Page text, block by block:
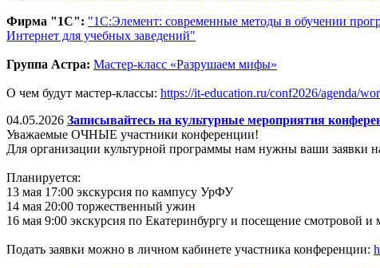
Фирма "1С": "1С:Элемент: современные методы в обучении
Интернет для учебных заведений"
Группа Астра: Мастер-класс «Разрушаем мифы»
О чем будут мастер-классы: https://it-education.ru/conf2026/agenda/
04.05.2026 Записывайтесь на культурные мероприятия
Уважаемые ОЧНЫЕ участники конференции!
Для организации культурной программы нам нужны ваши заявки
Планируется:
13 мая 17:00 экскурсия по кампусу УрФУ
14 мая 20:00 торжественный ужин
16 мая 9:00 экскурсия по Екатеринбургу и посещение смотровой
Подать заявки можно в личном кабинете участника конференции: